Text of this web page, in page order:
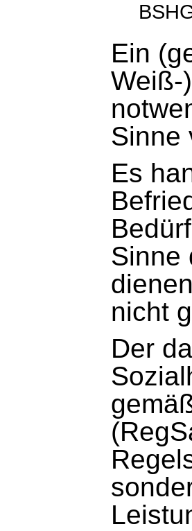
Ein
Weiß-
Sinne
Es
Sinne
nicht
Der